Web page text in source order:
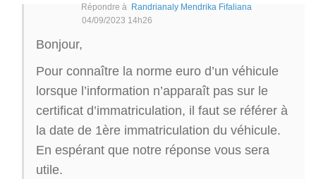
Répondre à Randrianaly Mendrika Fifaliana
04/09/2023 14h26
Bonjour,
Pour connaître la norme euro d’un véhicule
lorsque l’information n’apparaît pas sur le
certificat d’immatriculation, il faut se référer à
la date de 1ère immatriculation du véhicule.
En espérant que notre réponse vous sera
utile.